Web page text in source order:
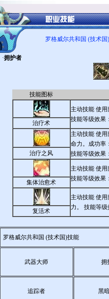
罗格威尔共和国 (技术国
·拥护者
技能图标
主动技能 使
技能等级效果
治疗术
主动技能 使
命力。成功率
技能等级效果
治疗之风
主动技能 使
技能等级效果
集体治愈术
主动技能 使
力。 技能等
复活术
罗格威尔共和国 (技术国)技能
武器大师 拥
追踪者 黑